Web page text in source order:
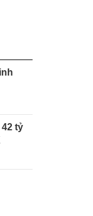
tỷ